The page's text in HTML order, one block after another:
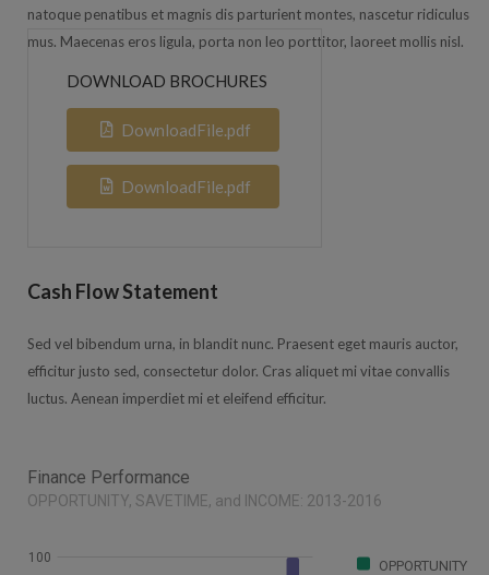
natoque penatibus et magnis dis parturient montes, nascetur ridiculus
mus. Maecenas eros ligula, porta non leo porttitor, laoreet mollis nisl.
DOWNLOAD BROCHURES
DownloadFile.pdf
DownloadFile.pdf
Cash Flow Statement
Sed vel bibendum urna, in blandit nunc. Praesent eget mauris auctor,
efficitur justo sed, consectetur dolor. Cras aliquet mi vitae convallis
luctus. Aenean imperdiet mi et eleifend efficitur.
Finance Performance
OPPORTUNITY, SAVETIME, and INCOME: 2013-2016
OPPORTUNITY
100